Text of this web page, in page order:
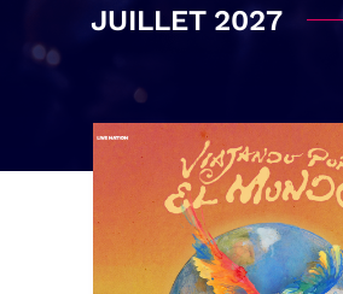
JUILLET 2027